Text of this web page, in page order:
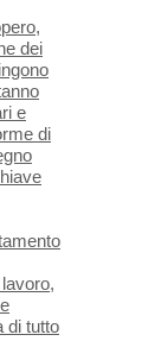
dei
e
di
di tutto